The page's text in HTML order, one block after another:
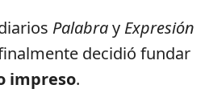
Palabray Expresión
decidió fundar
impreso.